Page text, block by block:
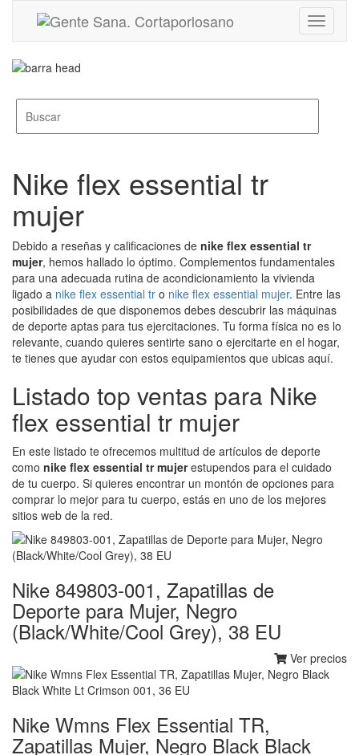
Toggle
Nike flex essential tr
mujer
Debido a reseñas y calificaciones de nike flex essential tr
mujer, hemos hallado lo óptimo. Complementos fundamentales
para una adecuada rutina de acondicionamiento la vivienda
ligado a nike flex essential tr o nike flex essential mujer. Entre las
posibilidades de que disponemos debes descubrir las máquinas
de deporte aptas para tus ejercitaciones. Tu forma física no es lo
relevante, cuando quieres sentirte sano o ejercitarte en el hogar,
te tienes que ayudar con estos equipamientos que ubicas aquí.
Listado top ventas para Nike
flex essential tr mujer
En este listado te ofrecemos multitud de artículos de deporte
como nike flex essential tr mujerestupendos para el cuidado
de tu cuerpo. Si quieres encontrar un montón de opciones para
comprar lo mejor para tu cuerpo, estás en uno de los mejores
sitios web de la red.
Nike 849803-001, Zapatillas de
Deporte para Mujer, Negro
(Black/White/Cool Grey), 38 EU
Ver precios
Nike Wmns Flex Essential TR,
Zapatillas Mujer, Negro Black Black